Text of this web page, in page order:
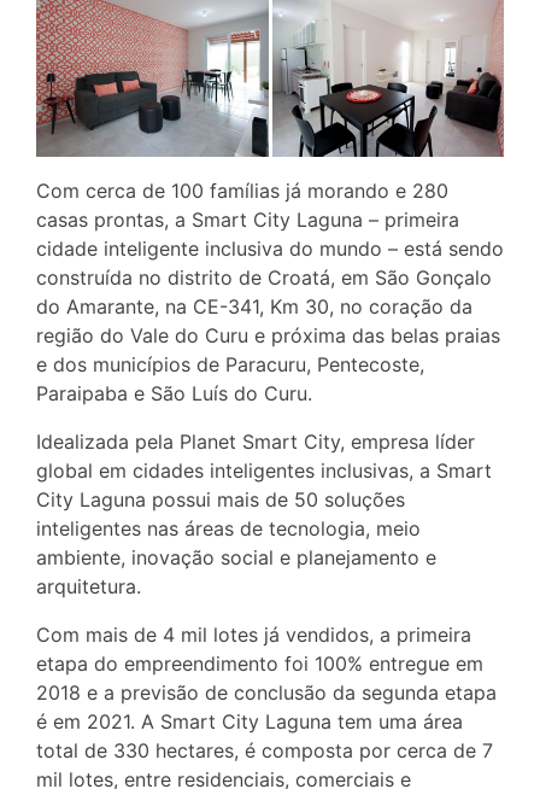
Com cerca de 100 famílias já morando e 280
casas prontas, a Smart City Laguna – primeira
cidade inteligente inclusiva do mundo – está sendo
construída no distrito de Croatá, em São Gonçalo
do Amarante, na CE-341, Km 30, no coração da
região do Vale do Curu e próxima das belas praias
e dos municípios de Paracuru, Pentecoste,
Paraipaba e São Luís do Curu.
Idealizada pela Planet Smart City, empresa líder
global em cidades inteligentes inclusivas, a Smart
City Laguna possui mais de 50 soluções
inteligentes nas áreas de tecnologia, meio
ambiente, inovação social e planejamento e
arquitetura.
Com mais de 4 mil lotes já vendidos, a primeira
etapa do empreendimento foi 100% entregue em
2018 e a previsão de conclusão da segunda etapa
é em 2021. A Smart City Laguna tem uma área
total de 330 hectares, é composta por cerca de 7
mil lotes, entre residenciais, comerciais e